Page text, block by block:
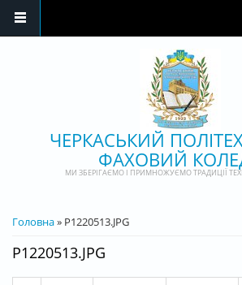
ЧЕРКАСЬКИЙ
ФАХОВИЙ
МИ ЗБЕРІГАЄМО І ПРИМНОЖУЄМО ТРАДИЦІЇ
ВИ Є ТУТ
Головна» P1220513.JPG
P1220513.JPG